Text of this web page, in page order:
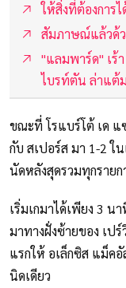
ให้สิ่งที่ต้องการ
สัมภาษณ์แล้วด้
"แลมพาร์ด" เร้
ไบรท์ตัน ล่าแต้
ขณะที่ โรแบร์โต้ เด
กับ สเปอร์ส มา 1-2 ใ
นัดหลังสุดรวมทุกรายก
เริ่มเกมาได้เพียง 3 น
มาทางฝั่งซ้ายของ เป
แรกให้ อเล็กซิส แม็ค
นิดเดียว